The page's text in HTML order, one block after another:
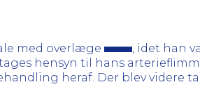
med overlæge
, idet han
hensyn til hans
heraf. Der blev videre